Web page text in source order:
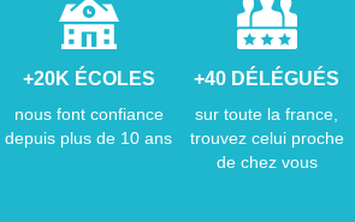
+20K ÉCOLES
nous font confiance
depuis plus de 10 ans
+40 DÉLÉGUÉS
sur toute la france,
trouvez celui proche
de chez vous